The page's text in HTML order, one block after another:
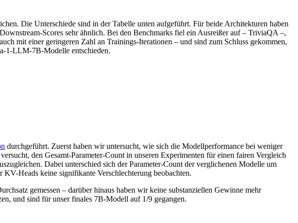
Die Unterschiede sind in der Tabelle unten aufgeführt. Für beide Architekturen haben
Scores sehr ähnlich. Bei den Benchmarks fiel ein Ausreißer auf – TriviaQA –,
mit einer geringeren Zahl an Trainings-Iterationen – und sind zum Schluss gekommen,
1-LLM-7B-Modelle entschieden.
durchgeführt. Zuerst haben wir untersucht, wie sich die Modellperformance bei weniger
den Gesamt-Parameter-Count in unseren Experimenten für einen fairen Vergleich
Dabei unterschied sich der Parameter-Count der verglichenen Modelle um
Heads keine signifikante Verschlechterung beobachten.
gemessen – darüber hinaus haben wir keine substanziellen Gewinne mehr
und sind für unser finales 7B-Modell auf 1/9 gegangen.